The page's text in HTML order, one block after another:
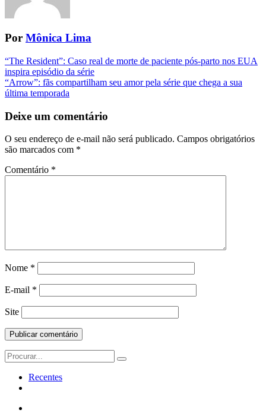
Por Mônica Lima
Navegação
da
Postagem
“The Resident”: Caso real de morte de paciente pós-parto nos EUA
inspira episódio da série
“Arrow”: fãs compartilham seu amor pela série que chega a sua
última temporada
Deixe um comentário
O seu endereço de e-mail não será publicado. Campos obrigatórios
são marcados com *
Comentário *
Nome *
E-mail *
Site
Search
for:
Recentes